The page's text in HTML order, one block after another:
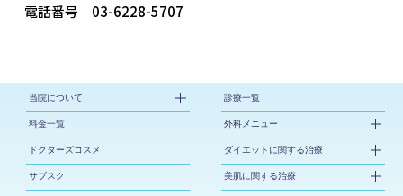
電話番号 03-6228-5707
当院について
料金一覧
ドクターズコスメ
サブスク
診療一覧
外科メニュー
ダイエットに関する治療
美肌に関する治療